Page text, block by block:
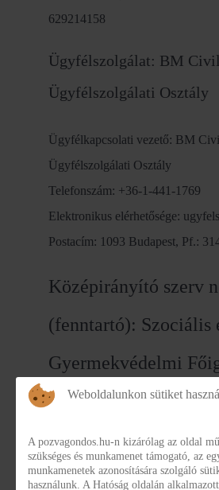
629214158
Ügyfélszolgálat: BM
Ügyfélszolgálati Osztály
Ügyfélkapcsolati vezető: BM
Ügyfélszolgálati Osztály
Telefonszám: +36-1-441-1769
Elektronikus elérhetősége:
Postacím: 1093 Budapest, Pf.:
Középirányító szerv
(fenntartó): Szociális
Gyermekvédelmi
Postacím: 1132 Budapest,
Központi telefonszám: +36-1-
Weboldalunkon sütiket
A pozvagondos.hu-n kizárólag az oldal
szükséges és munkamenet támogató, az
munkamenetek azonosítására szolgáló
használunk. A Hatóság oldalán